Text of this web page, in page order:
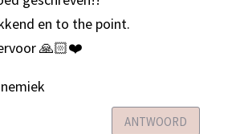
en to the point.
🙏🏻❤️
ANTWOORD